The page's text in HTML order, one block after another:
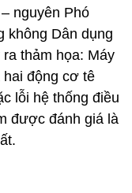
nguyên Phó
không Dân dụng
thảm họa: Máy
hai động cơ tê
lỗi hệ thống điều
được đánh giá là